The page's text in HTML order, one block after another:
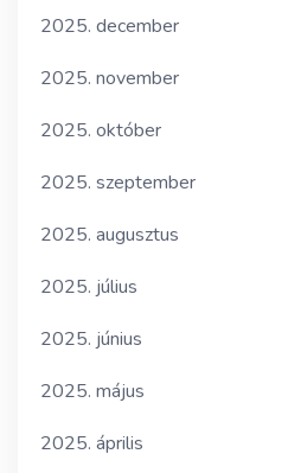
2025. december
2025. november
2025. október
2025. szeptember
2025. augusztus
2025. július
2025. június
2025. május
2025. április